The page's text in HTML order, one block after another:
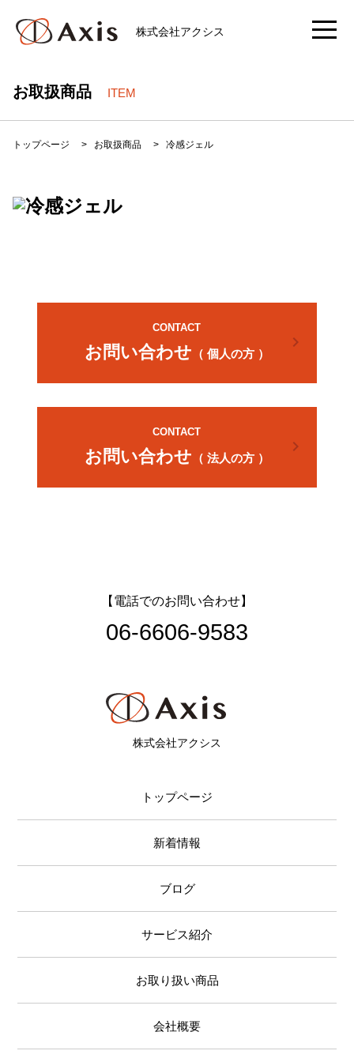
株式会社アクシス
お取扱商品 ITEM
トップページ > お取扱商品 > 冷感ジェル
CONTACT
お問い合わせ （ 個人の方 ）
chevron_right
CONTACT
お問い合わせ （ 法人の方 ）
chevron_right
【電話でのお問い合わせ】
06-6606-9583
株式会社アクシス
トップページ
新着情報
ブログ
サービス紹介
お取り扱い商品
会社概要